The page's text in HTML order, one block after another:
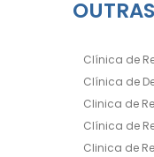
OUTRAS
Clínica de
Clínica de
Clinica de
Clínica de
Clinica de